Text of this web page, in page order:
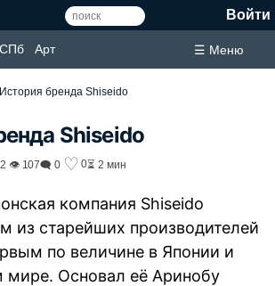
Войти
СПб Арт ☰ Меню
История бренда Shiseido
Shiseido
👁 107🗨 0 ♡ 0⏳ 2 мин
компания Shiseido
из старейших производителей
по величине в Японии и
мире. Основал её Аринобу